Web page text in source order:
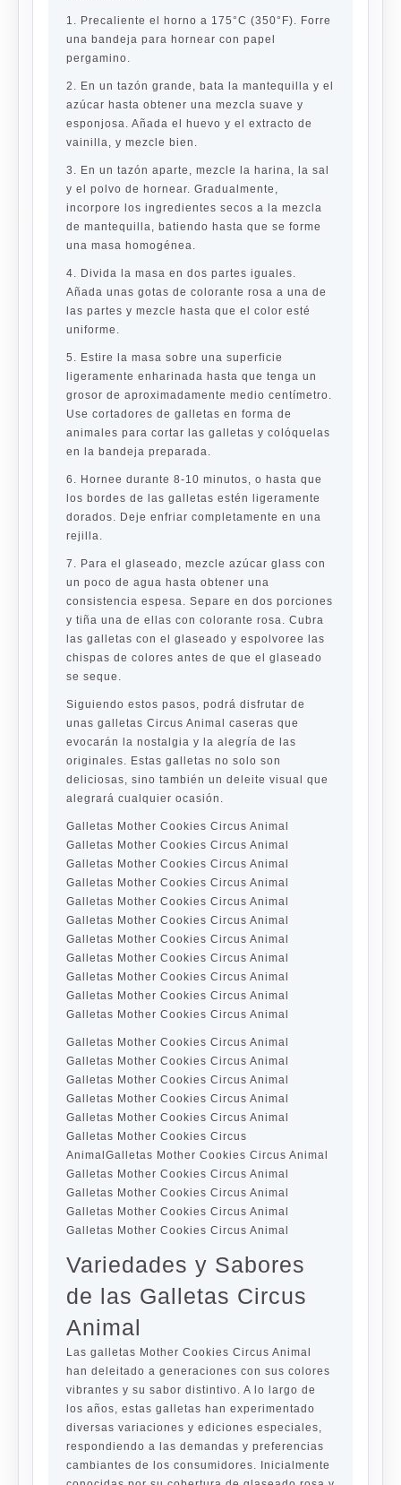
1. Precaliente el horno a 175°C (350°F). Forre
una bandeja para hornear con papel
pergamino.
2. En un tazón grande, bata la mantequilla y el
azúcar hasta obtener una mezcla suave y
esponjosa. Añada el huevo y el extracto de
vainilla, y mezcle bien.
3. En un tazón aparte, mezcle la harina, la sal
y el polvo de hornear. Gradualmente,
incorpore los ingredientes secos a la mezcla
de mantequilla, batiendo hasta que se forme
una masa homogénea.
4. Divida la masa en dos partes iguales.
Añada unas gotas de colorante rosa a una de
las partes y mezcle hasta que el color esté
uniforme.
5. Estire la masa sobre una superficie
ligeramente enharinada hasta que tenga un
grosor de aproximadamente medio centímetro.
Use cortadores de galletas en forma de
animales para cortar las galletas y colóquelas
en la bandeja preparada.
6. Hornee durante 8-10 minutos, o hasta que
los bordes de las galletas estén ligeramente
dorados. Deje enfriar completamente en una
rejilla.
7. Para el glaseado, mezcle azúcar glass con
un poco de agua hasta obtener una
consistencia espesa. Separe en dos porciones
y tiña una de ellas con colorante rosa. Cubra
las galletas con el glaseado y espolvoree las
chispas de colores antes de que el glaseado
se seque.
Siguiendo estos pasos, podrá disfrutar de
unas galletas Circus Animal caseras que
evocarán la nostalgia y la alegría de las
originales. Estas galletas no solo son
deliciosas, sino también un deleite visual que
alegrará cualquier ocasión.
Galletas Mother Cookies Circus Animal
Galletas Mother Cookies Circus Animal
Galletas Mother Cookies Circus Animal
Galletas Mother Cookies Circus Animal
Galletas Mother Cookies Circus Animal
Galletas Mother Cookies Circus Animal
Galletas Mother Cookies Circus Animal
Galletas Mother Cookies Circus Animal
Galletas Mother Cookies Circus Animal
Galletas Mother Cookies Circus Animal
Galletas Mother Cookies Circus Animal
Galletas Mother Cookies Circus Animal
Galletas Mother Cookies Circus Animal
Galletas Mother Cookies Circus Animal
Galletas Mother Cookies Circus Animal
Galletas Mother Cookies Circus Animal
Galletas Mother Cookies Circus
AnimalGalletas Mother Cookies Circus Animal
Galletas Mother Cookies Circus Animal
Galletas Mother Cookies Circus Animal
Galletas Mother Cookies Circus Animal
Galletas Mother Cookies Circus Animal
Variedades y Sabores
de las Galletas Circus
Animal
Las galletas Mother Cookies Circus Animal
han deleitado a generaciones con sus colores
vibrantes y su sabor distintivo. A lo largo de
los años, estas galletas han experimentado
diversas variaciones y ediciones especiales,
respondiendo a las demandas y preferencias
cambiantes de los consumidores. Inicialmente